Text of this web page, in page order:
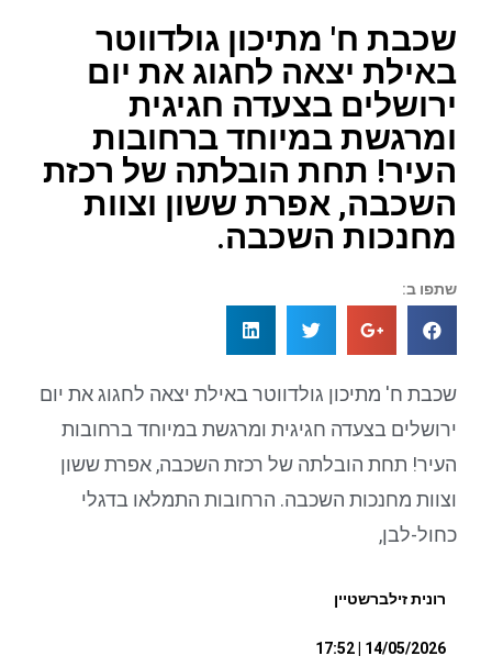
שכבת ח' מתיכון גולדווטר
באילת יצאה לחגוג את יום
ירושלים בצעדה חגיגית
ומרגשת במיוחד ברחובות
העיר! תחת הובלתה של רכזת
השכבה, אפרת ששון וצוות
מחנכות השכבה.
שתפו ב:
שכבת ח' מתיכון גולדווטר באילת יצאה לחגוג את יום
ירושלים בצעדה חגיגית ומרגשת במיוחד ברחובות
העיר! תחת הובלתה של רכזת השכבה, אפרת ששון
וצוות מחנכות השכבה. הרחובות התמלאו בדגלי
כחול-לבן,
רונית זילברשטיין
14/05/2026 | 17:52